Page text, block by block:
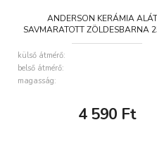
ANDERSON KERÁMIA
SAVMARATOTT ZÖLDESBARNA
külső átmérő:
belső átmérő:
magasság:
4 590 Ft